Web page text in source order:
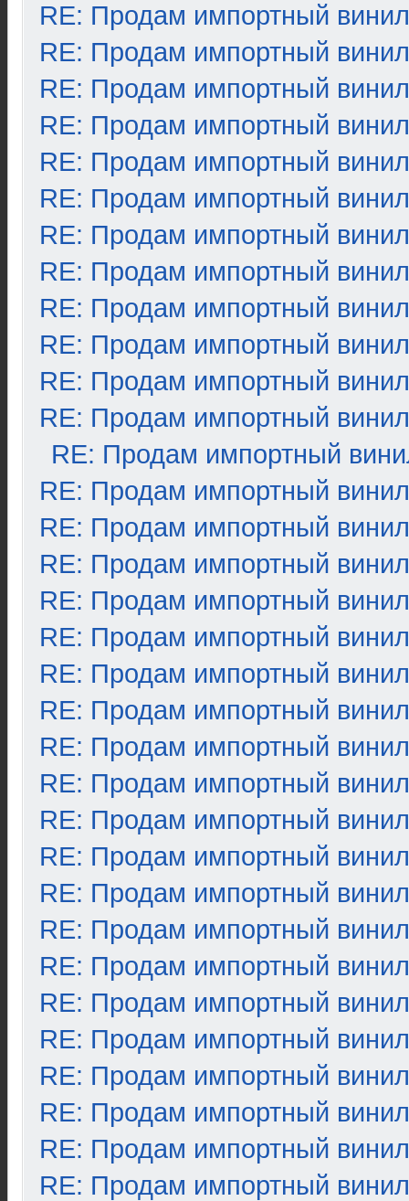
RE: Продам импортный винил
RE: Продам импортный винил
RE: Продам импортный винил
RE: Продам импортный винил
RE: Продам импортный винил
RE: Продам импортный винил
RE: Продам импортный винил
RE: Продам импортный винил
RE: Продам импортный винил
RE: Продам импортный винил
RE: Продам импортный винил
RE: Продам импортный винил
RE: Продам импортный
RE: Продам импортный винил
RE: Продам импортный винил
RE: Продам импортный винил
RE: Продам импортный винил
RE: Продам импортный винил
RE: Продам импортный винил
RE: Продам импортный винил
RE: Продам импортный винил
RE: Продам импортный винил
RE: Продам импортный винил
RE: Продам импортный винил
RE: Продам импортный винил
RE: Продам импортный винил
RE: Продам импортный винил
RE: Продам импортный винил
RE: Продам импортный винил
RE: Продам импортный винил
RE: Продам импортный винил
RE: Продам импортный винил
RE: Продам импортный винил